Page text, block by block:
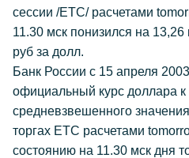
сессии /ЕТС/ расчетами
11.30 мск понизился на
руб за долл.
Банк России с 15 апреля
официальный курс доллара
средневзвешенного
торгах ETC расчетами
состоянию на 11.30 мск дня